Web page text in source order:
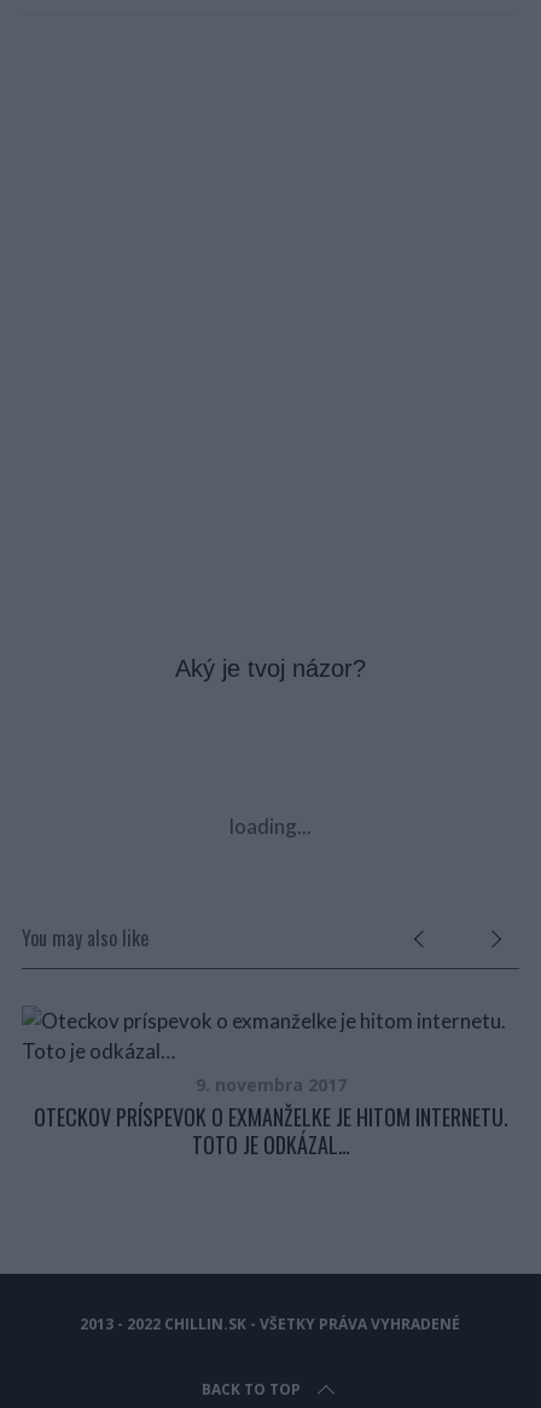
Aký je tvoj názor?
loading...
You may also like
9. novembra 2017
OTECKOV PRÍSPEVOK O EXMANŽELKE JE HITOM INTERNETU.
TOTO JE ODKÁZAL…
2013 - 2022 CHILLIN.SK - VŠETKY PRÁVA VYHRADENÉ
BACK TO TOP